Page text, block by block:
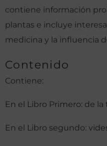
contiene información
plantas e incluye
medicina y la influencia
Contenido
Contiene:
En el Libro Primero: de la
En el Libro segundo: